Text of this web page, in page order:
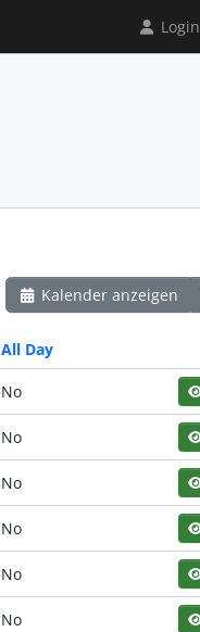
Login
Kalender anzeigen
All Day
No
No
No
No
No
No